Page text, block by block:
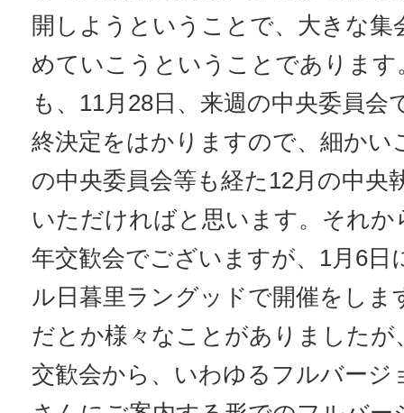
開しようということで、大きな集
めていこうということでありま
も、11月28日、来週の中央委員会
終決定をはかりますので、細かい
の中央委員会等も経た12月の中央
いただければと思います。それか
年交歓会でございますが、1月6日
ル日暮里ラングッドで開催をしま
だとか様々なことがありましたが
交歓会から、いわゆるフルバージ